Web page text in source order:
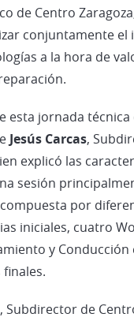
de Centro
conjuntamente el
a la hora de
esta jornada
Jesús Carcas,
explicó las
sesión
por
iniciales, cuatro
y Conducción
, Subdirector de